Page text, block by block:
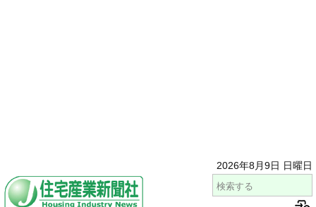
2026年8月9日 日曜日